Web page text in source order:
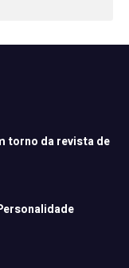
torno da revista de